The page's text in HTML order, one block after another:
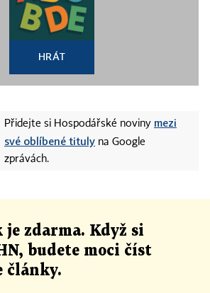
HRÁT
Přidejte si Hospodářské noviny mezi
své oblíbené tituly na Google
zprávách.
je zdarma. Když si
budete moci číst
články.